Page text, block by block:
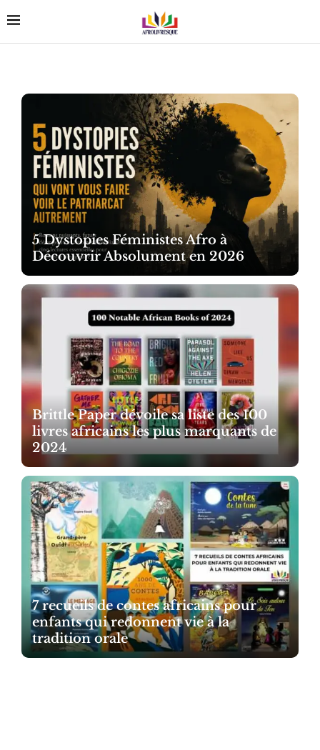
5 Dystopies Féministes Afro à
Découvrir Absolument en 2026
Brittle Paper dévoile sa liste des 100
livres africains les plus marquants de
2024
7 recueils de contes africains pour
enfants qui redonnent vie à la
tradition orale